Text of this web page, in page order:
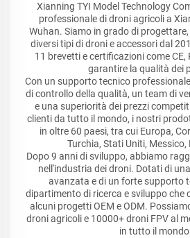
Xianning TYI Model Technology
professionale di droni agricoli a
Wuhan. Siamo in grado di
diversi tipi di droni e accessori dal
11 brevetti e certificazioni come CE,
garantire la qualità dei
Con un supporto tecnico
di controllo della qualità, un team di
e una superiorità dei prezzi
clienti da tutto il mondo, i nostri
in oltre 60 paesi, tra cui Europa,
Turchia, Stati Uniti, Messico,
Dopo 9 anni di sviluppo, abbiamo
nell'industria dei droni. Dotati di
avanzata e di un forte supporto
dipartimento di ricerca e sviluppo che
alcuni progetti OEM e ODM.
droni agricoli e 10000+ droni FPV al
in tutto il